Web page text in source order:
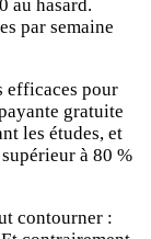
au hasard.
par semaine
efficaces pour
gratuite
les études, et
à 80 %
contourner :